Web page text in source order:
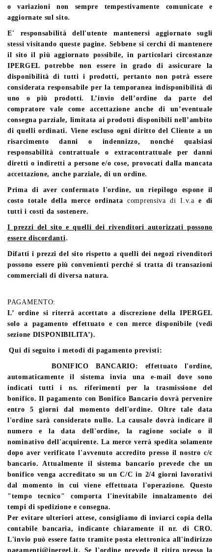
o variazioni non sempre tempestivamente comunicate e
aggiornate sul sito.
E' responsabilità dell'utente mantenersi aggiornato sugli
stessi visitando queste pagine. Sebbene si cerchi di mantenere
il sito il più aggiornato possibile, in particolari circostanze
IPERGEL potrebbe non essere in grado di assicurare la
disponibilità di tutti i prodotti, pertanto non potrà essere
considerata responsabile per la temporanea indisponibilità di
uno o più prodotti. L’invio dell’ordine da parte del
compratore vale come accettazione anche di un’eventuale
consegna parziale, limitata ai prodotti disponibili nell’ambito
di quelli ordinati. Viene escluso ogni diritto del Cliente a un
risarcimento danni o indennizzo, nonché qualsiasi
responsabilità contrattuale o extracontrattuale per danni
diretti o indiretti a persone e/o cose, provocati dalla mancata
accettazione, anche parziale, di un ordine.
Prima di aver confermato l'ordine, un riepilogo espone il
costo totale della merce ordinata comprensiva di I.v.a e di
tutti i costi da sostenere.
I prezzi del sito e quelli dei rivenditori autorizzati possono
essere discordanti.
Difatti i prezzi del sito rispetto a quelli dei negozi rivenditori
possono essere più convenienti perché si tratta di transazioni
commerciali di diversa natura.
PAGAMENTO:
L’ ordine si riterrà accettato a discrezione della IPERGEL
solo a pagamento effettuato e con merce disponibile (vedi
sezione DISPONIBILITA’).
Qui di seguito i metodi di pagamento previsti:
BONIFICO BANCARIO: effettuato l'ordine,
automaticamente il sistema invia una e-mail dove sono
indicati tutti i ns. riferimenti per la trasmissione del
bonifico. Il pagamento con Bonifico Bancario dovrà pervenire
entro 5 giorni dal momento dell'ordine. Oltre tale data
l'ordine sarà considerato nullo. La causale dovrà indicare il
numero e la data dell'ordine, la ragione sociale o il
nominativo dell'acquirente. La merce verrà spedita solamente
dopo aver verificato l'avvenuto accredito presso il nostro c/c
bancario. Attualmente il sistema bancario prevede che un
bonifico venga accreditato su un C/C in 2/4 giorni lavorativi
dal momento in cui viene effettuata l'operazione. Questo
"tempo tecnico" comporta l'inevitabile innalzamento dei
tempi di spedizione e consegna.
Per evitare ulteriori attese, consigliamo di inviarci copia della
contabile bancaria, indicante chiaramente il nr. di CRO.
L'invio può essere fatto tramite posta elettronica all'indirizzo
pagamenti@ipergel.it. Se l'ordine prevede il ritiro presso la